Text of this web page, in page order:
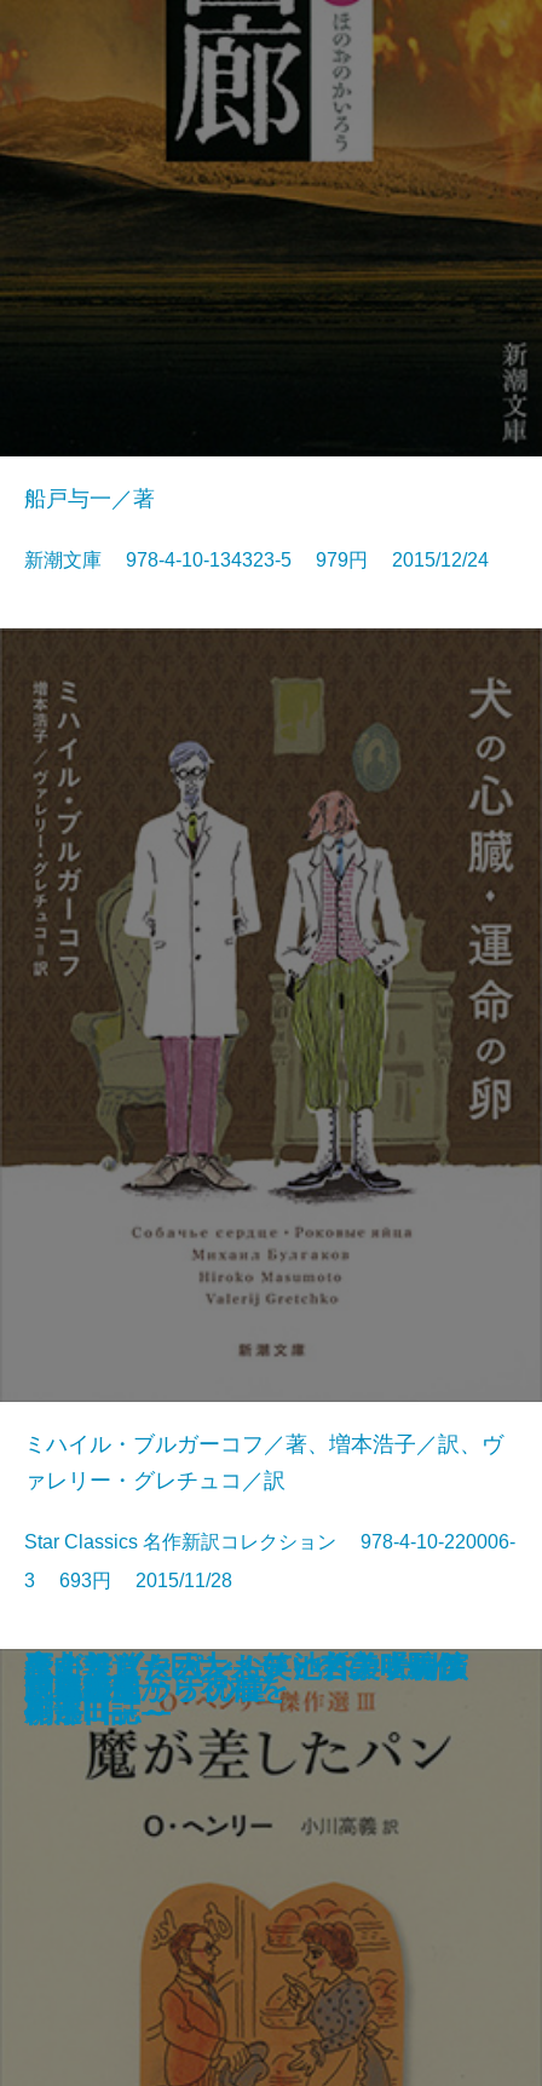
千両かんばん
日本人はどう住まうべきか？
いつも彼らはどこかに
大地のゲーム
爪と目
ニッチを探して
脊梁山脈
イタリアの猫
炎の回廊―満州国演義四―
船戸与一／著
新潮文庫 978-4-10-134323-5 979円 2015/12/24
犬の心臓・運命の卵
ミハイル・ブルガーコフ／著、増本浩子／訳、ヴ
ァレリー・グレチュコ／訳
Star Classics 名作新訳コレクション 978-4-10-220006-
3 693円 2015/11/28
魔が差したパン―O・ヘンリー傑
作選III―
月桃夜
恋よりブタカン！～池谷美咲の演
劇部日誌～
創薬探偵から祝福を
歪曲報道―巨大メディアの「騙し
の手口」―
戊辰繚乱
双頭の船
隠居志願
考えすぎた人―お笑い哲学者列伝
―
フォルトゥナの瞳